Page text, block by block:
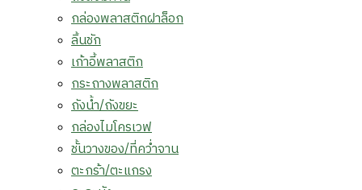
กล่องพลาสติกฝาล็อก
ลิ้นชัก
เก้าอี้พลาสติก
กระถางพลาสติก
ถังน้ำ/ถังขยะ
กล่องไมโครเวฟ
ชั้นวางของ/ที่คว่ำจาน
ตะกร้า/ตะแกรง